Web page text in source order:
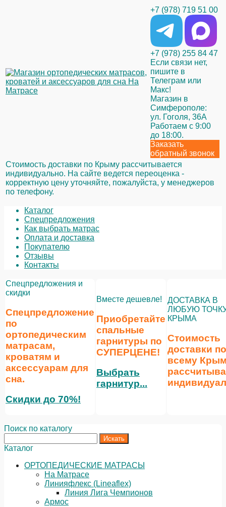
+7 (978) 719 51 00
+7 (978) 255 84 47
Если связи нет,
пишите в
Телеграм или
Макс!
Магазин в
Симферополе:
ул. Гоголя, 36А
Работаем с 9:00
до 18:00.
Заказать
обратный звонок
Стоимость доставки по Крыму рассчитывается
индивидуально. На сайте ведется переоценка -
корректную цену уточняйте, пожалуйста, у менеджеров
по телефону.
Каталог
Спецпредложения
Как выбрать матрас
Оплата и доставка
Покупателю
Отзывы
Контакты
Спецпредложения и
скидки
Спецпредложение
по
ортопедическим
матрасам,
кроватям и
аксессуарам для
сна.
Скидки до 70%!
Вместе дешевле!
Приобретайте
спальные
гарнитуры по
СУПЕРЦЕНЕ!
Выбрать
гарнитур...
ДОСТАВКА В
ЛЮБУЮ
КРЫМА
Стоимость
доставки по
всему
Поиск по каталогу
Каталог
ОРТОПЕДИЧЕСКИЕ МАТРАСЫ
На Матрасе
Линияфлекс (Lineaflex)
Линия Лига Чемпионов
Армос